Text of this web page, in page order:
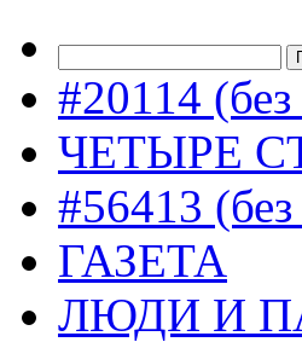
#20114
ЧЕТЫРЕ
#56413
ГАЗЕТА
ЛЮДИ И